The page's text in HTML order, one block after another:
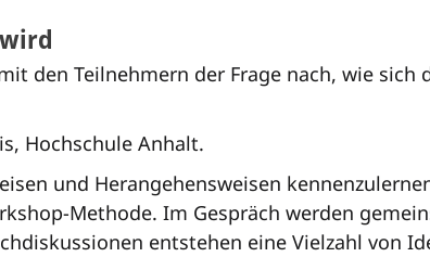
den Teilnehmern der Frage nach, wie sich
Hochschule Anhalt.
und Herangehensweisen
Methode. Im Gespräch werden
entstehen eine Vielzahl von